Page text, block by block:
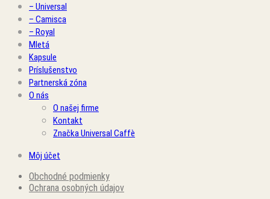
– Universal
– Camisca
– Royal
Mletá
Kapsule
Príslušenstvo
Partnerská zóna
O nás
O našej firme
Kontakt
Značka Universal Caffè
Môj účet
Obchodné podmienky
Ochrana osobných údajov